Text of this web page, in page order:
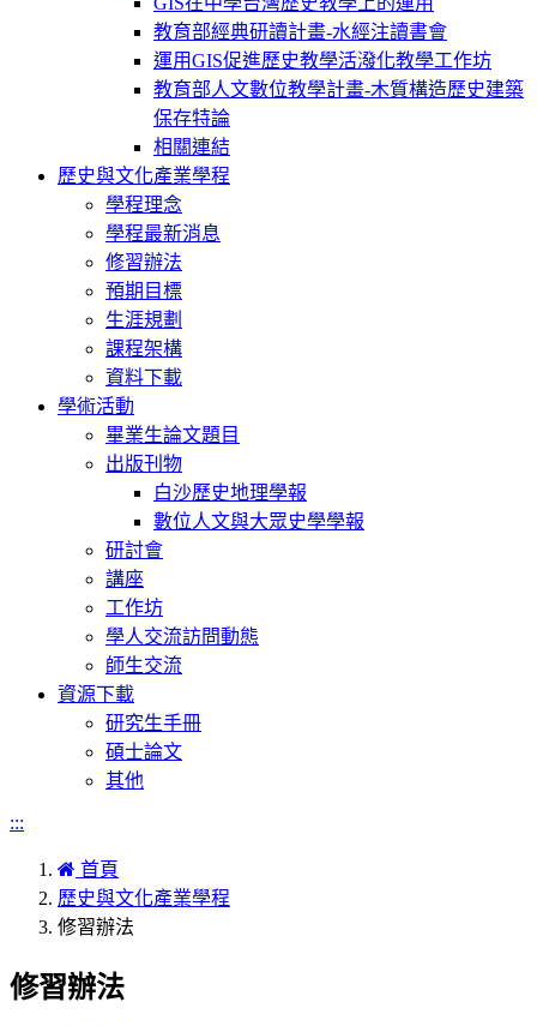
教育部經典研讀計畫-水經注讀書會
運用GIS促進歷史教學活潑化教學工作坊
教育部人文數位教學計畫-木質構造歷史建築
保存特論
相關連結
歷史與文化產業學程
學程理念
學程最新消息
修習辦法
預期目標
生涯規劃
課程架構
資料下載
學術活動
畢業生論文題目
出版刊物
白沙歷史地理學報
數位人文與大眾史學學報
研討會
講座
工作坊
學人交流訪問動態
師生交流
資源下載
研究生手冊
碩士論文
其他
:::
首頁
歷史與文化產業學程
修習辦法
修習辦法